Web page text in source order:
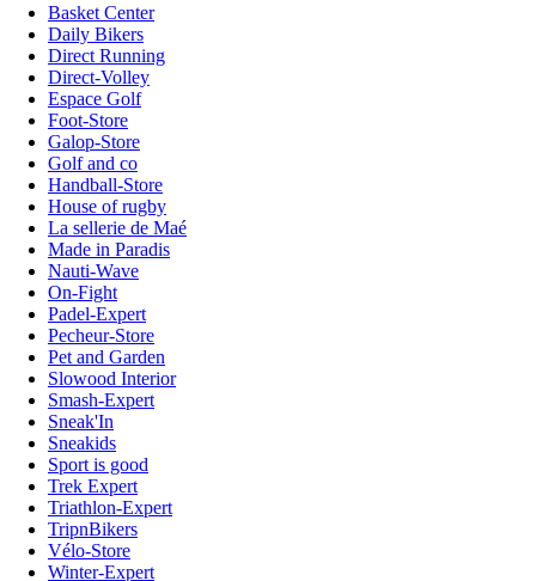
Basket Center
Daily Bikers
Direct Running
Direct-Volley
Espace Golf
Foot-Store
Galop-Store
Golf and co
Handball-Store
House of rugby
La sellerie de Maé
Made in Paradis
Nauti-Wave
On-Fight
Padel-Expert
Pecheur-Store
Pet and Garden
Slowood Interior
Smash-Expert
Sneak'In
Sneakids
Sport is good
Trek Expert
Triathlon-Expert
TripnBikers
Vélo-Store
Winter-Expert